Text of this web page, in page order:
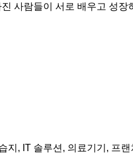
사람들이 서로 배우고 성장
지, IT 솔루션, 의료기기, 프